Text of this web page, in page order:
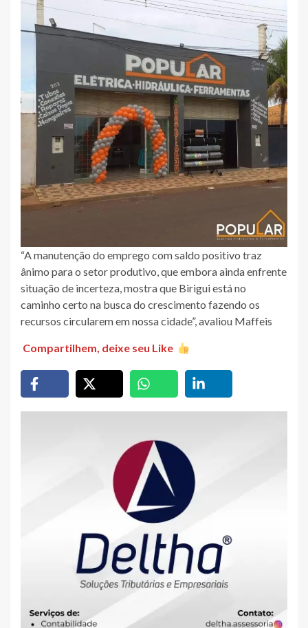
“A manutenção do emprego com saldo positivo traz
ânimo para o setor produtivo, que embora ainda enfrente
situação de incerteza, mostra que Birigui está no
caminho certo na busca do crescimento fazendo os
recursos circularem em nossa cidade”, avaliou Maffeis
Compartilhem, deixe seu Like